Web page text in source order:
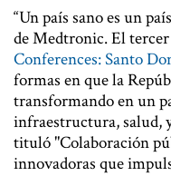
“Un país sano es un
de Medtronic. El tercer
Conferences: Santo
formas en que la
transformando en un
infraestructura, salud,
tituló "Colaboración
innovadoras que